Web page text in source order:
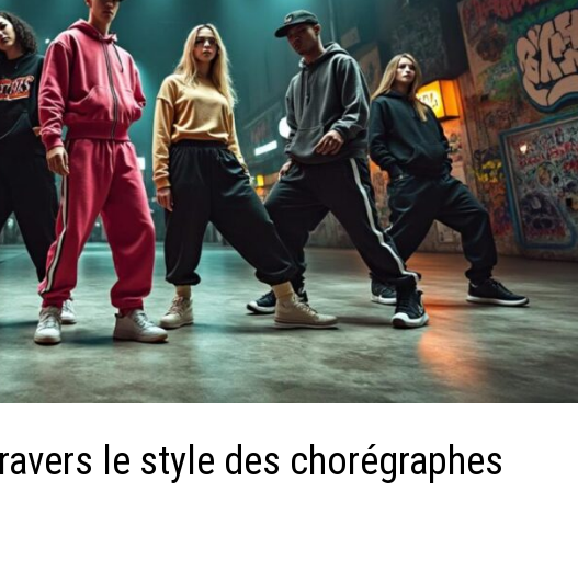
le style des chorégraphes